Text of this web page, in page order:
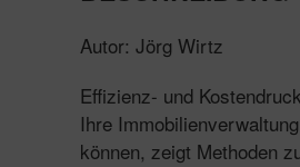
Autor: Jörg Wirtz
Effizienz- und
Ihre
können, zeigt Methoden